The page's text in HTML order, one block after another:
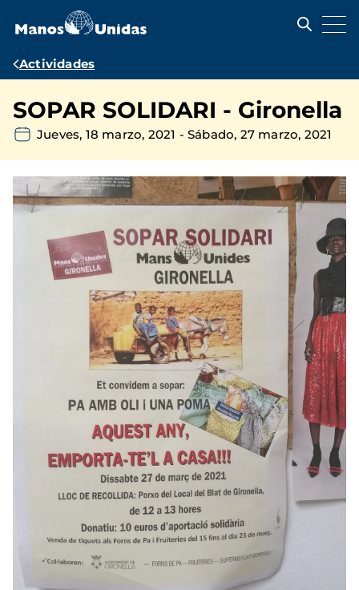
contenido
Ruta
navegación
Actividades
SOPAR SOLIDARI - Gironella
Jueves, 18 marzo, 2021 -Sábado, 27 marzo, 2021